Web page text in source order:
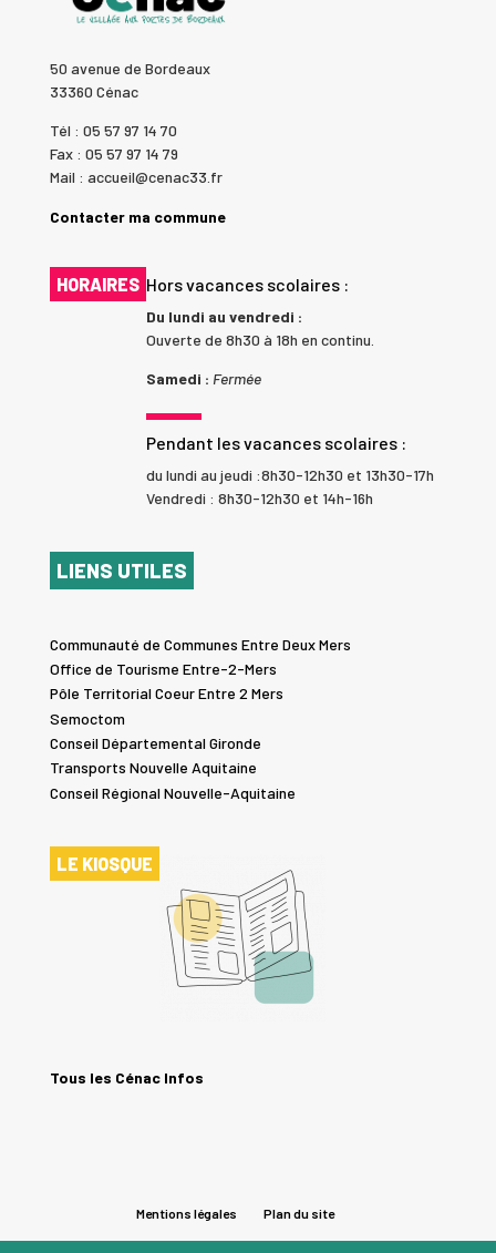
50 avenue de Bordeaux
33360 Cénac
Tél : 05 57 97 14 70
Fax : 05 57 97 14 79
Mail : accueil@cenac33.fr
Contacter ma commune
HORAIRES Hors vacances scolaires :
Du lundi au vendredi :
Ouverte de 8h30 à 18h en continu.
Samedi : Fermée
Pendant les vacances scolaires :
du lundi au jeudi :8h30-12h30 et 13h30-17h
Vendredi : 8h30-12h30 et 14h-16h
LIENS UTILES
Communauté de Communes Entre Deux Mers
Office de Tourisme Entre-2-Mers
Pôle Territorial Coeur Entre 2 Mers
Semoctom
Conseil Départemental Gironde
Transports Nouvelle Aquitaine
Conseil Régional Nouvelle-Aquitaine
LE KIOSQUE
Tous les Cénac Infos
Mentions légales Plan du site